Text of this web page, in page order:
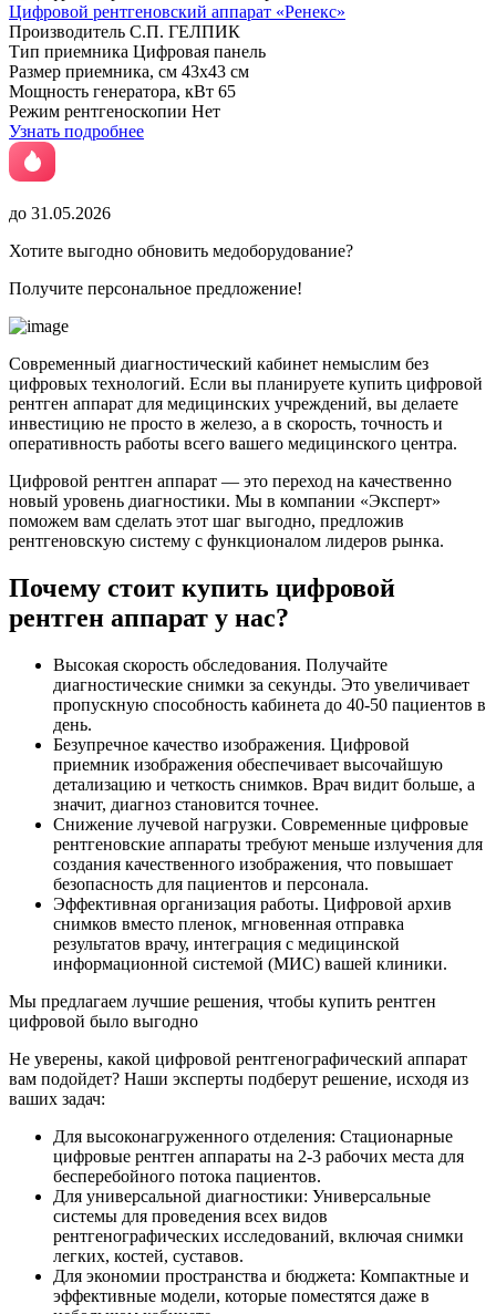
Цифровой рентгеновский аппарат «Ренекс»
Производитель С.П. ГЕЛПИК
Тип приемника Цифровая панель
Размер приемника, см 43х43 см
Мощность генератора, кВт 65
Режим рентгеноскопии Нет
Узнать подробнее
до 31.05.2026
Хотите выгодно обновить медоборудование?
Получите персональное предложение!
Современный диагностический кабинет немыслим без
цифровых технологий. Если вы планируете купить цифровой
рентген аппарат для медицинских учреждений, вы делаете
инвестицию не просто в железо, а в скорость, точность и
оперативность работы всего вашего медицинского центра.
Цифровой рентген аппарат — это переход на качественно
новый уровень диагностики. Мы в компании «Эксперт»
поможем вам сделать этот шаг выгодно, предложив
рентгеновскую систему с функционалом лидеров рынка.
Почему стоит купить цифровой
рентген аппарат у нас?
Высокая скорость обследования. Получайте
диагностические снимки за секунды. Это увеличивает
пропускную способность кабинета до 40-50 пациентов в
день.
Безупречное качество изображения. Цифровой
приемник изображения обеспечивает высочайшую
детализацию и четкость снимков. Врач видит больше, а
значит, диагноз становится точнее.
Снижение лучевой нагрузки. Современные цифровые
рентгеновские аппараты требуют меньше излучения для
создания качественного изображения, что повышает
безопасность для пациентов и персонала.
Эффективная организация работы. Цифровой архив
снимков вместо пленок, мгновенная отправка
результатов врачу, интеграция с медицинской
информационной системой (МИС) вашей клиники.
Мы предлагаем лучшие решения, чтобы купить рентген
цифровой было выгодно
Не уверены, какой цифровой рентгенографический аппарат
вам подойдет? Наши эксперты подберут решение, исходя из
ваших задач:
Для высоконагруженного отделения: Стационарные
цифровые рентген аппараты на 2-3 рабочих места для
бесперебойного потока пациентов.
Для универсальной диагностики: Универсальные
системы для проведения всех видов
рентгенографических исследований, включая снимки
легких, костей, суставов.
Для экономии пространства и бюджета: Компактные и
эффективные модели, которые поместятся даже в